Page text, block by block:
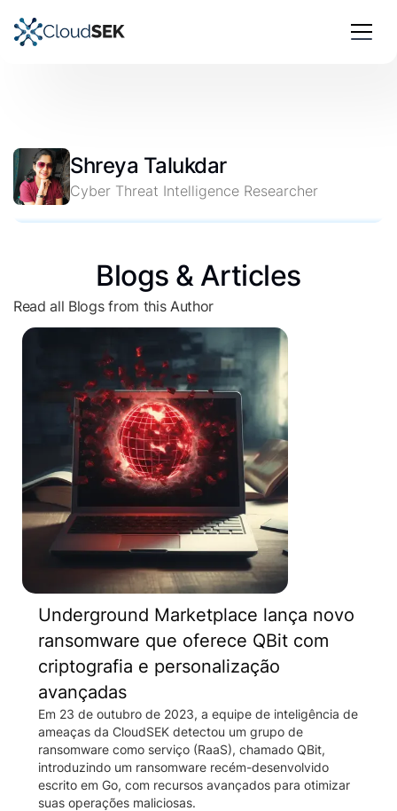
Shreya Talukdar
Cyber Threat Intelligence Researcher
Blogs & Articles
Read all Blogs from this Author
Underground Marketplace lança novo
ransomware que oferece QBit com
criptografia e personalização
avançadas
Em 23 de outubro de 2023, a equipe de inteligência de
ameaças da CloudSEK detectou um grupo de
ransomware como serviço (RaaS), chamado QBit,
introduzindo um ransomware recém-desenvolvido
escrito em Go, com recursos avançados para otimizar
suas operações maliciosas.